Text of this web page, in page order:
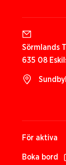
För aktiva
Boka bord
Sörmlands
635 08